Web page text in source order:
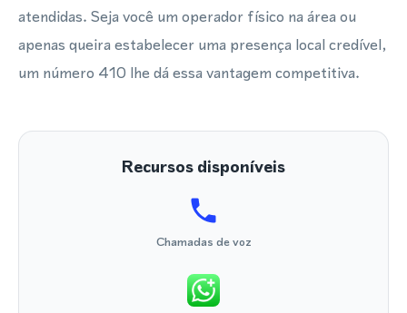
atendidas. Seja você um operador físico na área ou
apenas queira estabelecer uma presença local credível,
um número 410 lhe dá essa vantagem competitiva.
Recursos disponíveis
Chamadas de voz